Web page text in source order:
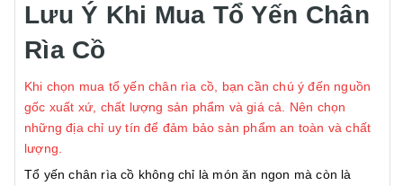
Lưu Ý Khi Mua Tổ Yến Chân
Rìa Cồ
Khi chọn mua tổ yến chân rìa cồ, bạn cần chú ý đến nguồn
gốc xuất xứ, chất lượng sản phẩm và giá cả. Nên chọn
những địa chỉ uy tín để đảm bảo sản phẩm an toàn và chất
lượng.
Tổ yến chân rìa cồ không chỉ là món ăn ngon mà còn là